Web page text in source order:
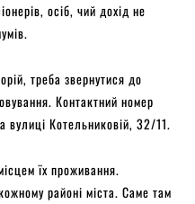
осіб, чий дохід не
треба звернутися до
Контактний номер
Котельниковій, 32/11.
їх проживання.
районі міста. Саме там